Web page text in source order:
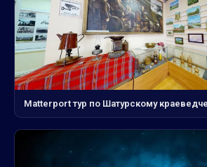
Matterport тур по Шатурскому